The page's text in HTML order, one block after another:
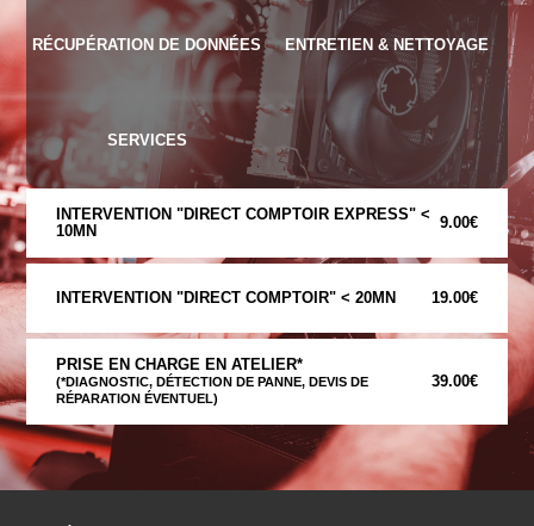
RÉCUPÉRATION DE DONNÉES ENTRETIEN & NETTOYAGE
SERVICES
INTERVENTION "DIRECT COMPTOIR EXPRESS" <
10MN
9.00€
INTERVENTION "DIRECT COMPTOIR" < 20MN 19.00€
PRISE EN CHARGE EN ATELIER*
(*DIAGNOSTIC, DÉTECTION DE PANNE, DEVIS DE
RÉPARATION ÉVENTUEL)
39.00€